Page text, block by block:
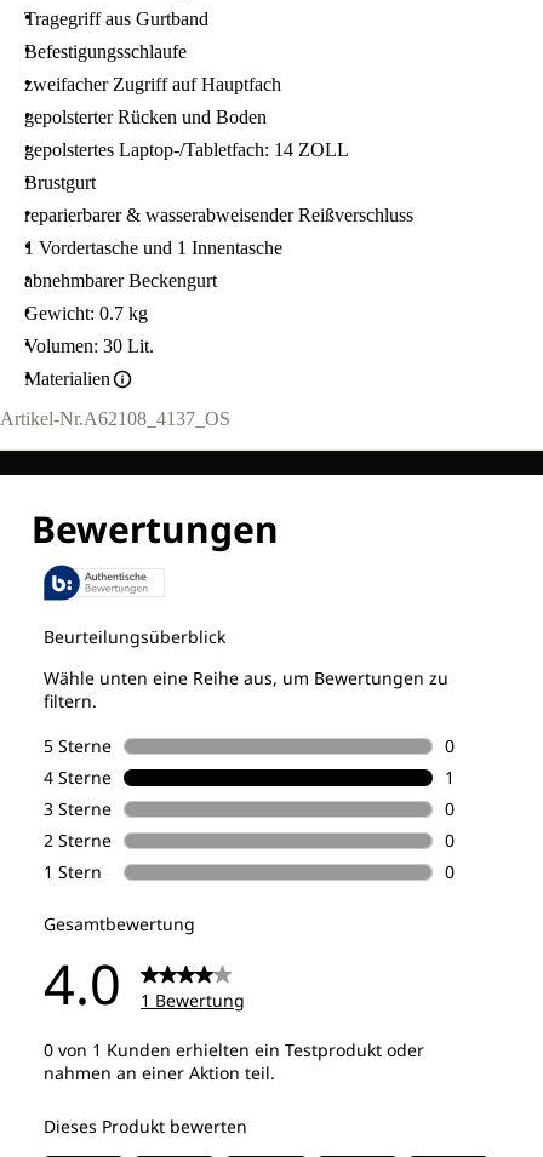
Tragegriff aus Gurtband
Befestigungsschlaufe
zweifacher Zugriff auf Hauptfach
gepolsterter Rücken und Boden
gepolstertes Laptop-/Tabletfach: 14 ZOLL
Brustgurt
reparierbarer & wasserabweisender Reißverschluss
1 Vordertasche und 1 Innentasche
abnehmbarer Beckengurt
Gewicht: 0.7 kg
Volumen: 30 Lit.
Materialien
Artikel-Nr.A62108_4137_OS